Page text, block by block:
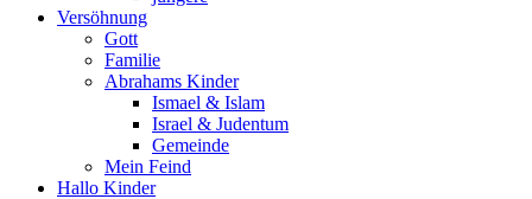
Versöhnung
Gott
Familie
Abrahams Kinder
Ismael & Islam
Israel & Judentum
Gemeinde
Mein Feind
Hallo Kinder